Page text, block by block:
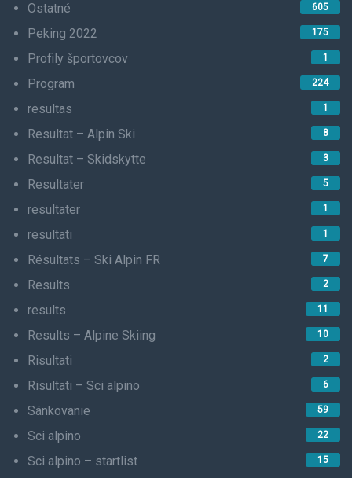
Ostatné 605
Peking 2022 175
Profily športovcov 1
Program 224
resultas 1
Resultat – Alpin Ski 8
Resultat – Skidskytte 3
Resultater 5
resultater 1
resultati 1
Résultats – Ski Alpin FR 7
Results 2
results 11
Results – Alpine Skiing 10
Risultati 2
Risultati – Sci alpino 6
Sánkovanie 59
Sci alpino 22
Sci alpino – startlist 15